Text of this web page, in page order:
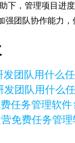
下，管理项目进
强团队协作能力，
团队用什么
免费任务管